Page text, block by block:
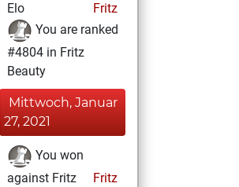
Elo
Fritz
You are ranked
#4804 in Fritz
Beauty
Mittwoch, Januar
27, 2021
You won
against Fritz
Fritz